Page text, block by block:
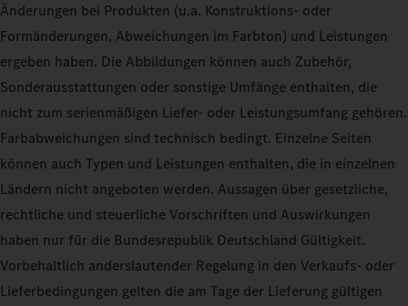
Änderungen bei Produkten (u.a. Konstruktions- oder
Formänderungen, Abweichungen im Farbton) und Leistungen
ergeben haben. Die Abbildungen können auch Zubehör,
Sonderausstattungen oder sonstige Umfänge enthalten, die
nicht zum serienmäßigen Liefer- oder Leistungsumfang gehören.
Farbabweichungen sind technisch bedingt. Einzelne Seiten
können auch Typen und Leistungen enthalten, die in einzelnen
Ländern nicht angeboten werden. Aussagen über gesetzliche,
rechtliche und steuerliche Vorschriften und Auswirkungen
haben nur für die Bundesrepublik Deutschland Gültigkeit.
Vorbehaltlich anderslautender Regelung in den Verkaufs- oder
Lieferbedingungen gelten die am Tage der Lieferung gültigen